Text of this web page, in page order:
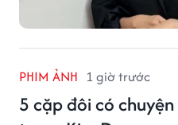
PHIM ẢNH 1 giờ trước
5 cặp đôi có